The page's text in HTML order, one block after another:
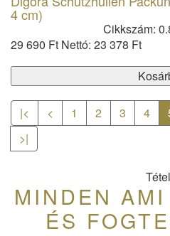
4 cm)
Cikkszám:
29 690 Ft Nettó: 23 378 Ft
|< < 1 2 3 4
>|
MINDEN
ÉS